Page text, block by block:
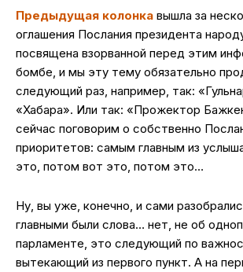
Предыдущая колонка вышла за
оглашения Послания президента
посвящена взорванной перед этим
бомбе, и мы эту тему обязательно
следующий раз, например, так:
«Хабара». Или так: «Прожектор
сейчас поговорим о собственно
приоритетов: самым главным из
это, потом вот это, потом это…
Ну, вы уже, конечно, и сами
главными были слова… нет, не об
парламенте, это следующий по
вытекающий из первого пункт. А на